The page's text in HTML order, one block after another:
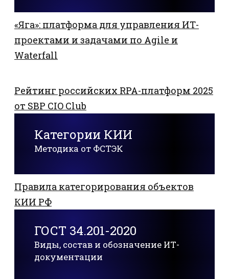
«Яга»: платформа для управления ИТ-
проектами и задачами по Agile и
Waterfall
Рейтинг российских RPA-платформ 2025
от SBP CIO Club
Категории КИИ
Методика от ФСТЭК
Правила категорирования объектов
КИИ РФ
ГОСТ 34.201-2020
Виды, состав и обозначение ИТ-
документации